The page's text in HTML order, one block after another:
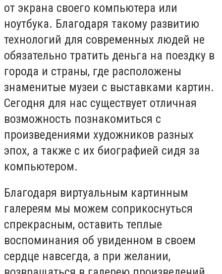
от экрана своего компьютера или
ноутбука. Благодаря такому развитию
технологий для современных людей не
обязательно тратить деньга на поездку в
города и страны, где расположены
знаменитые музеи с выставками картин.
Сегодня для нас существует отличная
возможность познакомиться с
произведениями художников разных
эпох, а также с их биографией сидя за
компьютером.
Благодаря виртуальным картинным
галереям мы можем соприкоснуться
спрекрасным, оставить теплые
воспоминания об увиденном в своем
сердце навсегда, а при желании,